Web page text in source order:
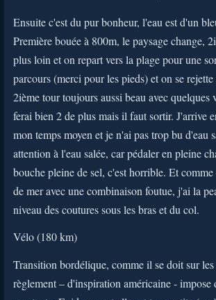
Ensuite c'est du pur bonheur, l'eau est d'un
Première bouée à 800m, le paysage change,
plus loin et on repart vers la plage pour une
parcours (merci pour les pieds) et on se
2ième tour toujours aussi beau avec quelques
ferai bien 2 de plus mais il faut sortir. J'arrive
mon temps moyen et je n'ai pas trop bu d'eau
attention à l'eau salée, car pédaler en pleine
bouche pleine de sel, c'est horrible. Et
de mer avec une combinaison foutue, j'ai la
niveau des coutures sous les bras et du col.
Vélo (180 km)
Transition bordélique, comme il se doit sur
règlement – d'inspiration américaine - impose